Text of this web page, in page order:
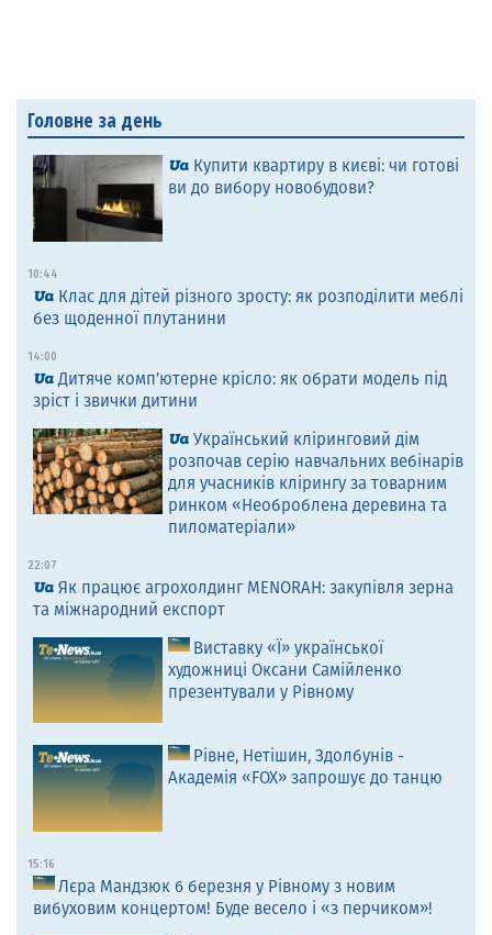
Головне за день
Купити квартиру в києві: чи готові
ви до вибору новобудови?
10:44
Клас для дітей різного зросту: як розподілити меблі
без щоденної плутанини
14:00
Дитяче комп’ютерне крісло: як обрати модель під
зріст і звички дитини
Український кліринговий дім
розпочав серію навчальних вебінарів
для учасників клірингу за товарним
ринком «Необроблена деревина та
пиломатеріали»
22:07
Як працює агрохолдинг MENORAH: закупівля зерна
та міжнародний експорт
Виставку «Ї» української
художниці Оксани Самійленко
презентували у Рівному
Рівне, Нетішин, Здолбунів -
Академія «FOX» запрошує до танцю
15:16
Лєра Мандзюк 6 березня у Рівному з новим
вибуховим концертом! Буде весело і «з перчиком»!